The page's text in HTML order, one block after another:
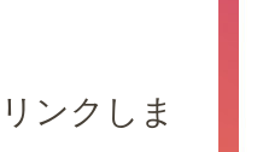
ンクしま